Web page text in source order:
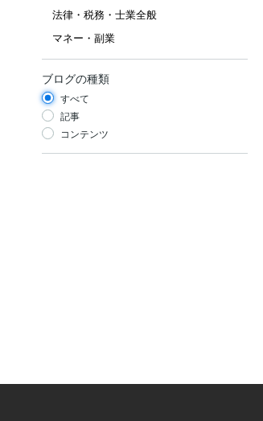
法律・税務・士業全般
マネー・副業
ブログの種類
すべて
記事
コンテンツ